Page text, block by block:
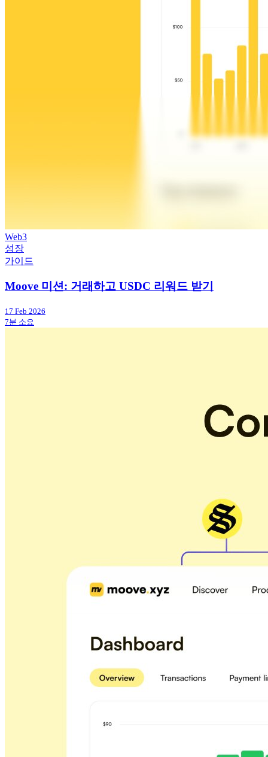
Web3
성장
가이드
Moove 미션: 거래하고 USDC 리워드 받기
17 Feb 2026
7분 소요